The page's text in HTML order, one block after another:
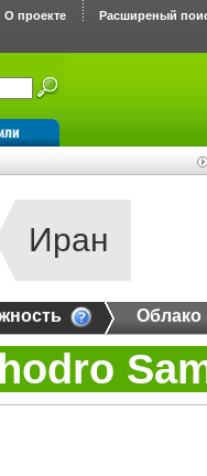
О проекте Расширеный
Иран
Облако